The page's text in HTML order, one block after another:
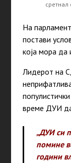
сретнал
На
постави
која мора да
Лидерот на
време ДУИ
„ДУИ си
помине
години